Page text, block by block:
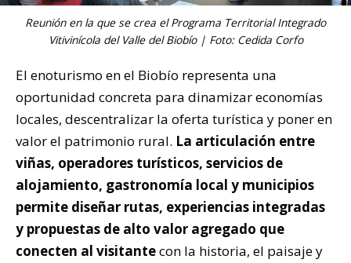
Reunión en la que se crea el Programa Territorial Integrado
Vitivinícola del Valle del Biobío | Foto: Cedida Corfo
El enoturismo en el Biobío representa una
oportunidad concreta para dinamizar economías
locales, descentralizar la oferta turística y poner en
valor el patrimonio rural. La articulación entre
viñas, operadores turísticos, servicios de
alojamiento, gastronomía local y municipios
permite diseñar rutas, experiencias integradas
y propuestas de alto valor agregado que
conecten al visitantecon la historia, el paisaje y